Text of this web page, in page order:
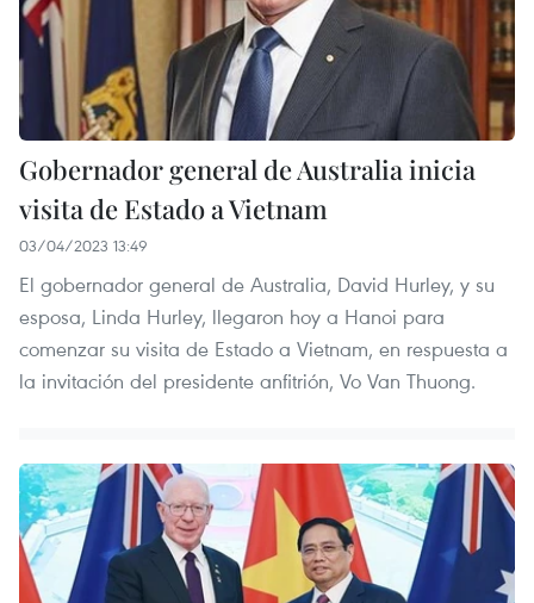
Gobernador general de Australia inicia
visita de Estado a Vietnam
03/04/2023 13:49
El gobernador general de Australia, David Hurley, y su
esposa, Linda Hurley, llegaron hoy a Hanoi para
comenzar su visita de Estado a Vietnam, en respuesta a
la invitación del presidente anfitrión, Vo Van Thuong.